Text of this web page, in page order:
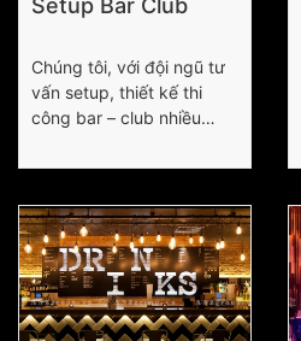
Setup Bar Club
Chúng tôi, với đội ngũ tư
vấn setup, thiết kế thi
công bar – club nhiều
TP.HCM và nhiều thành
mang đến cho quý khách
hàng hiệu quả vượt sự
mong đợi !